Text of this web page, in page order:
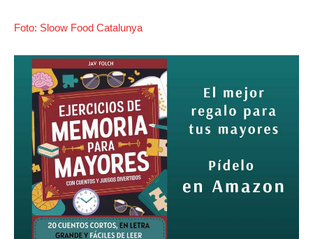
Foto: Sloow Food Catalunya